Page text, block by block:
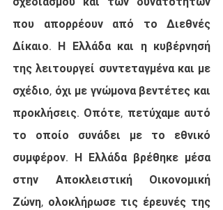
που απορρέουν από το Διεθνές
Δίκαιο. Η Ελλάδα και η κυβέρνησή
της λειτουργεί συντεταγμένα και με
σχέδιο, όχι με γνώμονα βεντέτες και
προκλήσεις. Οπότε, πετύχαμε αυτό
το οποίο συνάδει με το εθνικό
συμφέρον. Η Ελλάδα βρέθηκε μέσα
στην Αποκλειστική Οικονομική
Ζώνη, ολοκλήρωσε τις έρευνές της